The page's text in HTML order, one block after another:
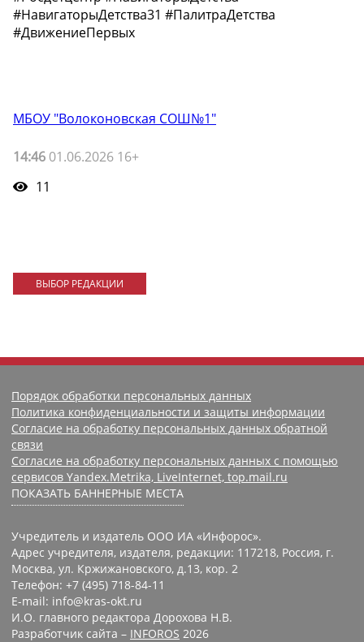
#НавигаторыДетства31 #ПалитраДетства
#ДвижениеПервых
МБОУ "Волоконовская СОШ№1"
14:46 01.06.2026 16+
11
ВЫБОР РЕДАКЦИИ
Порядок обработки персональных данных
Политика конфиденциальности и защиты информации
Согласие на обработку персональных данных обратной
связи
Согласие на обработку персональных данных с помощью
сервисов Yandex.Metrika, LiveInternet, top.mail.ru
ПОКАЗАТЬ БАННЕРНЫЕ МЕСТА
Учредитель и издатель ООО ИА «Инфорос».
Адрес учредителя, издателя, редакции: 117218, Россия, г.
Москва, ул. Кржижановского, д.13, кор. 2
Телефон: +7 (495) 718-84-11
E-mail: info@kras-okt.ru
И.О. главного редактора Дорохова Н.В.
Разработчик сайта – INFOROS 2026